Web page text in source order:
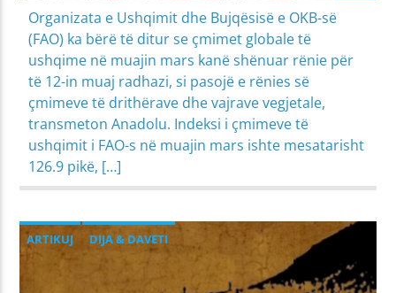
Organizata e Ushqimit dhe Bujqësisë e OKB-së
(FAO) ka bërë të ditur se çmimet globale të
ushqime në muajin mars kanë shënuar rënie për
të 12-in muaj radhazi, si pasojë e rënies së
çmimeve të drithërave dhe vajrave vegjetale,
transmeton Anadolu. Indeksi i çmimeve të
ushqimit i FAO-s në muajin mars ishte mesatarisht
126.9 pikë, […]
ARTIKUJ
DIJA & DAVETI
MIRËSJELLJA - EDUKATA FETARE